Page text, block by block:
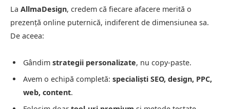
La AllmaDesign, credem că fiecare afacere merită o
prezență online puternică, indiferent de dimensiunea sa.
De aceea:
Gândim strategii personalizate, nu copy-paste.
Avem o echipă completă: specialiști SEO, design, PPC,
web, content.